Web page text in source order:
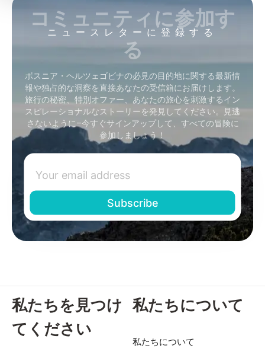
ニュースレターに登録する
コミュニティに参加す
る
ボスニア・ヘルツェゴビナの必見の目的地に関する最新情
報や独占的な洞察を直接あなたの受信箱にお届けします。
旅行の秘密、特別オファー、あなたの旅心を刺激するイン
スピレーショナルなストーリーを発見してください。見逃
さないように–今すぐサインアップして、すべての冒険に
参加しましょう！
私たちを見つけ
てください
私たちについて
私たちについて